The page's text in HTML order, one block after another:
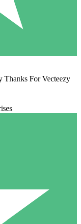
Thanks For Vecteezy